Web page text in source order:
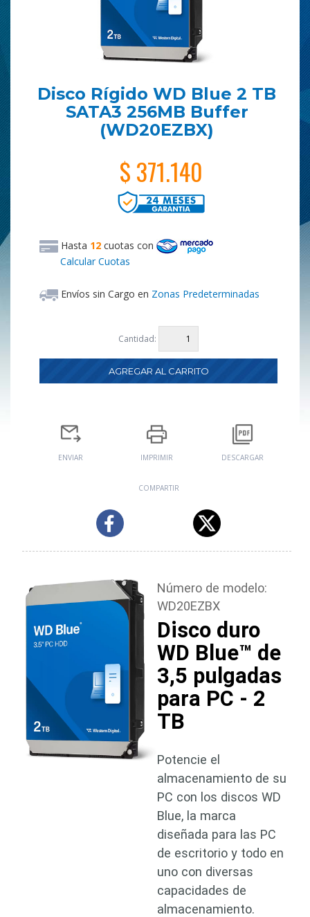
Disco Rígido WD Blue 2 TB
SATA3 256MB Buffer
(WD20EZBX)
$ 371.140
Hasta 12 cuotas con
Calcular Cuotas
Envíos sin Cargo en Zonas Predeterminadas
Cantidad:
ENVIAR IMPRIMIR DESCARGAR
COMPARTIR
Número de modelo:
WD20EZBX
Disco duro
WD Blue™ de
3,5 pulgadas
para PC - 2
TB
Potencie el
almacenamiento de su
PC con los discos WD
Blue, la marca
diseñada para las PC
de escritorio y todo en
uno con diversas
capacidades de
almacenamiento.